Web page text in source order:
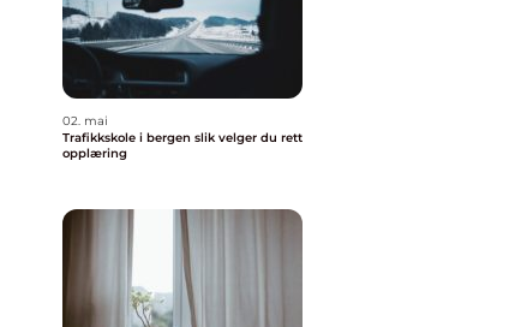
02. mai
Trafikkskole i bergen slik velger du rett
opplæring